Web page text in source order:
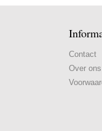
Contact
Over ons